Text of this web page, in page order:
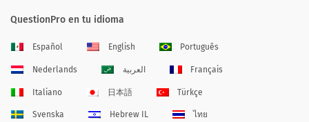
QuestionPro en tu idioma
Español English Português
Nederlands العربية Français
Italiano 日本語 Türkçe
Svenska Hebrew IL ไทย